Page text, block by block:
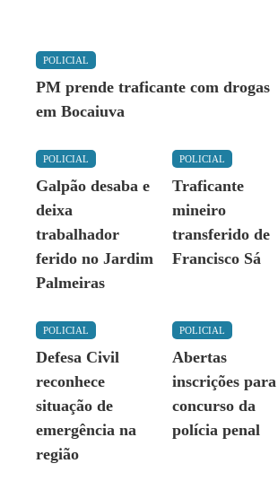
POLICIAL
PM prende traficante com drogas
em Bocaiuva
POLICIAL
Galpão desaba e
deixa
trabalhador
ferido no Jardim
Palmeiras
POLICIAL
Traficante
mineiro
transferido de
Francisco Sá
POLICIAL
Defesa Civil
reconhece
situação de
emergência na
região
POLICIAL
Abertas
inscrições
concurso da
polícia penal